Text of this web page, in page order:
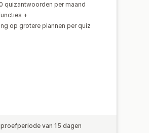
quizantwoorden per maand
+
op grotere plannen per quiz
van 15 dagen